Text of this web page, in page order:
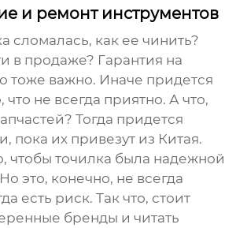
и ремонт инструментов
сломалась, как ее чинить?
в продаже? Гарантия на
тоже важно. Иначе придется
что не всегда приятно. А что,
Тогда придется
пока их привезут из Китая.
чтобы точилка была надежной
это, конечно, не всегда
есть риск. Так что, стоит
бренды и читать